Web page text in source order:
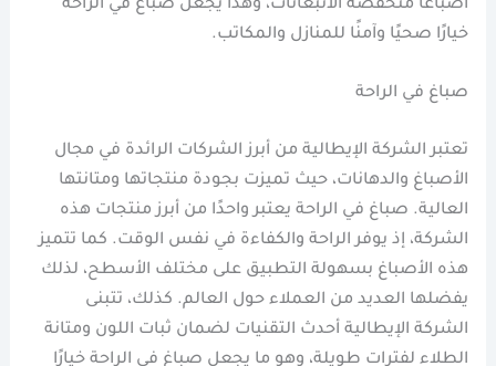
أصباغًا منخفضة الانبعاثات، وهذا يجعل صباغ في الراحة
خيارًا صحيًا وآمنًا للمنازل والمكاتب.
صباغ في الراحة
تعتبر الشركة الإيطالية من أبرز الشركات الرائدة في مجال
الأصباغ والدهانات، حيث تميزت بجودة منتجاتها ومتانتها
العالية. صباغ في الراحة يعتبر واحدًا من أبرز منتجات هذه
الشركة، إذ يوفر الراحة والكفاءة في نفس الوقت. كما تتميز
هذه الأصباغ بسهولة التطبيق على مختلف الأسطح، لذلك
يفضلها العديد من العملاء حول العالم. كذلك، تتبنى
الشركة الإيطالية أحدث التقنيات لضمان ثبات اللون ومتانة
الطلاء لفترات طويلة، وهو ما يجعل صباغ في الراحة خيارًا